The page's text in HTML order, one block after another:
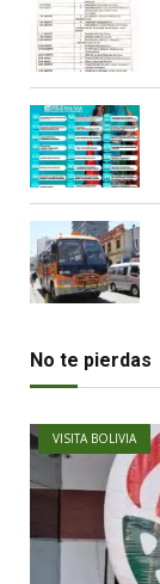
No te pierdas
VISITA BOLIVIA